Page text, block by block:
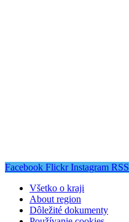
Facebook Flickr Instagram RSS
Všetko o kraji
About region
Dôležité dokumenty